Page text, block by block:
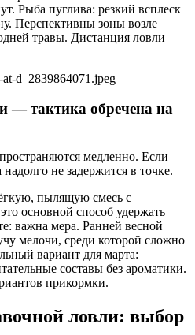
Рыба пуглива: резкий всплеск
Перспективны зоны возле
травы. Дистанция ловли
— тактика обречена на
медленно. Если
не задержится в точке.
пылящую смесь с
основной способ удержать
важна мера. Ранней весной
мелочи, среди которой сложно
вариант для марта:
составы без ароматики.
прикормки.
ловли: выбор